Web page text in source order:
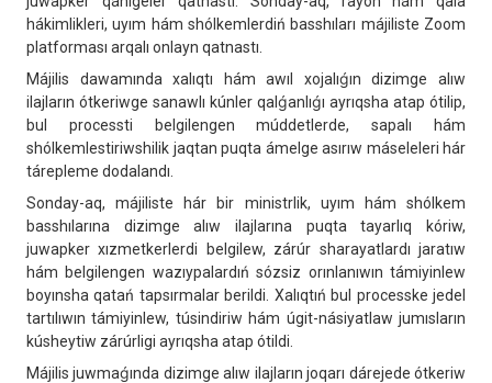
hákimlikleri, uyım hám shólkemlerdiń basshıları májiliste Zoom
platforması arqalı onlayn qatnastı.
Májilis dawamında xalıqtı hám awıl xojalıǵın dizimge alıw
ilajların ótkeriwge sanawlı kúnler qalǵanlıǵı ayrıqsha atap ótilip,
bul processti belgilengen múddetlerde, sapalı hám
shólkemlestiriwshilik jaqtan puqta ámelge asırıw máseleleri hár
tárepleme dodalandı.
Sonday-aq, májiliste hár bir ministrlik, uyım hám shólkem
basshılarına dizimge alıw ilajlarına puqta tayarlıq kóriw,
juwapker xızmetkerlerdi belgilew, zárúr sharayatlardı jaratıw
hám belgilengen wazıypalardıń sózsiz orınlanıwın támiyinlew
boyınsha qatań tapsırmalar berildi. Xalıqtıń bul processke jedel
tartılıwın támiyinlew, túsindiriw hám úgit-násiyatlaw jumısların
kúsheytiw zárúrligi ayrıqsha atap ótildi.
Májilis juwmaǵında dizimge alıw ilajların joqarı dárejede ótkeriw